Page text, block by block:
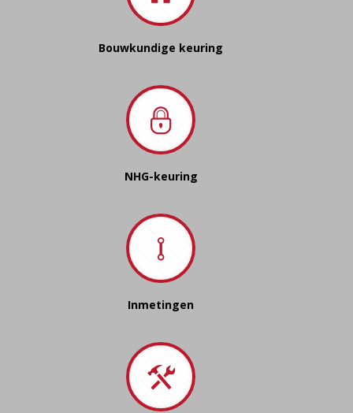
Bouwkundige keuring
NHG-keuring
Inmetingen